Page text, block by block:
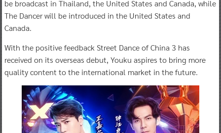
be broadcast in Thailand, the United States and Canada, while
The Dancer will be introduced in the United States and
Canada.
With the positive feedback Street Dance of China 3 has
received on its overseas debut, Youku aspires to bring more
quality content to the international market in the future.